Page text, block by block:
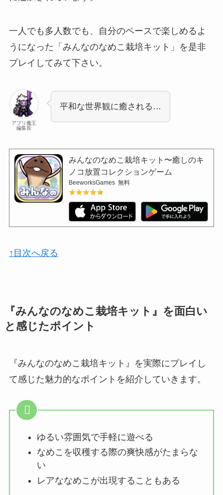
一人でも多人数でも、自分のペースで楽しめるよ
うになった「みんなのなめこ栽培キット」を是非
プレイしてみて下さい。
アプリ魔王
編集長
平和な世界観に癒される…
みんなのなめこ栽培キット〜癒しのキ
ノコ放置コレクションゲーム
BeeworksGames 無料
★★★★★
★★★★★
↑目次へ戻る
『みんなのなめこ栽培キット』を面白い
と感じたポイント
『みんなのなめこ栽培キット』を実際にプレイし
て感じた魅力的なポイントを紹介していきます。
ゆるい雰囲気で手軽に遊べる
なめこを収穫する際の爽快感がたまらな
い
レアななめこが出現することもある